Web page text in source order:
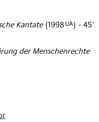
Kantate (1998 UA) - 45'
der Menschenrechte